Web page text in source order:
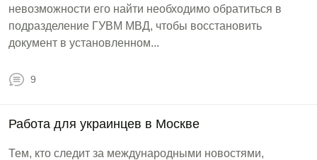
невозможности его найти необходимо обратиться в
подразделение ГУВМ МВД, чтобы восстановить
документ в установленном...
9
Работа для украинцев в Москве
Тем, кто следит за международными новостями,